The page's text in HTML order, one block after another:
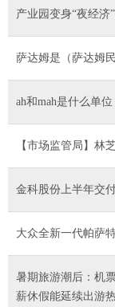
产业园变身“夜经济
萨达姆是（萨达姆民
ah和mah是什么单
【市场监管局】林
金科股份上半年交
大众全新一代帕萨
暑期旅游潮后：机
薪休假能延续出游